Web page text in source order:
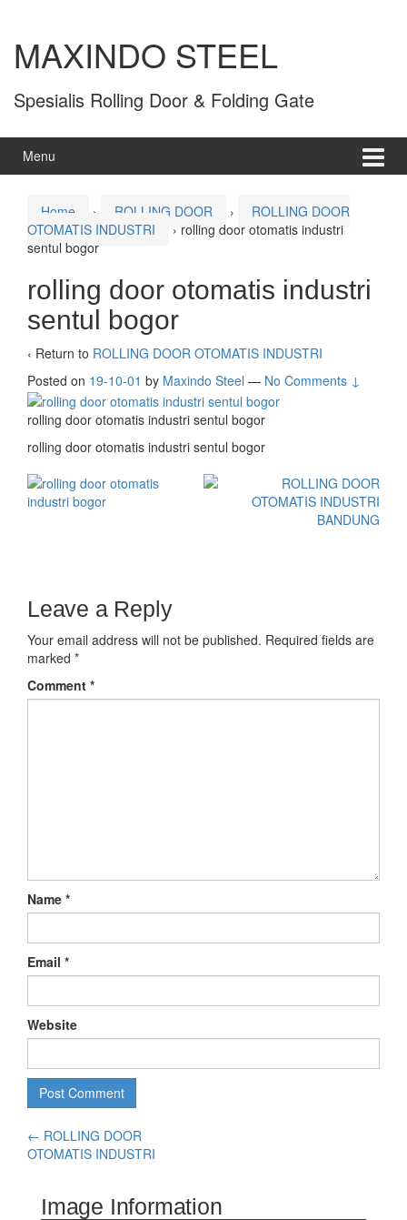
MAXINDO STEEL
Spesialis Rolling Door & Folding Gate
Menu
Home › ROLLING DOOR ›
ROLLING DOOR
OTOMATIS INDUSTRI
› rolling door otomatis industri
sentul bogor
rolling door otomatis industri
sentul bogor
‹ Return to ROLLING DOOR OTOMATIS INDUSTRI
Posted on 19-10-01 by Maxindo Steel — No Comments ↓
rolling door otomatis industri sentul bogor
rolling door otomatis industri sentul bogor
Leave a Reply
Your email address will not be published. Required fields are
marked *
Comment *
Name *
Email *
Website
← ROLLING DOOR
OTOMATIS INDUSTRI
Image Information